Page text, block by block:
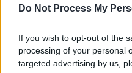
Do Not Process My
If you wish to opt-out of the
processing of your personal
targeted advertising by us,
Η θεραπεία με
μπορεί να μειώνει